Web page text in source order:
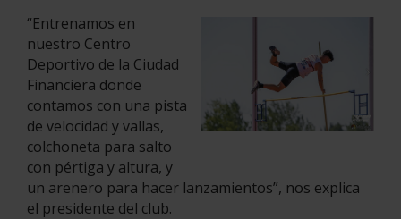
“Entrenamos en
nuestro Centro
Deportivo de la Ciudad
Financiera donde
contamos con una pista
de velocidad y vallas,
colchoneta para salto
con pértiga y altura, y
un arenero para hacer lanzamientos”, nos explica
el presidente del club.